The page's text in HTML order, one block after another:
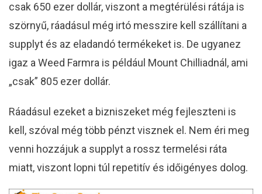
csak 650 ezer dollár, viszont a megtérülési rátája is
szörnyű, ráadásul még irtó messzire kell szállítani a
supplyt és az eladandó termékeket is. De ugyanez
igaz a Weed Farmra is például Mount Chilliadnál, ami
„csak” 805 ezer dollár.
Ráadásul ezeket a bizniszeket még fejleszteni is
kell, szóval még több pénzt visznek el. Nem éri meg
venni hozzájuk a supplyt a rossz termelési ráta
miatt, viszont lopni túl repetitív és időigényes dolog.